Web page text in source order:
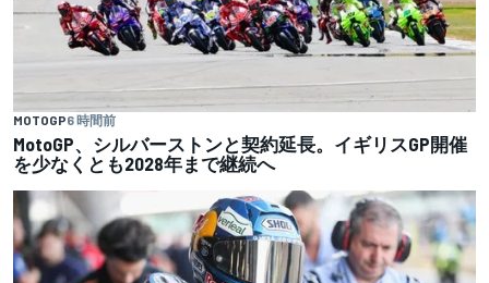
MOTOGP6 時間前
MotoGP、シルバーストンと契約延長。イギリスGP開催
を少なくとも2028年まで継続へ